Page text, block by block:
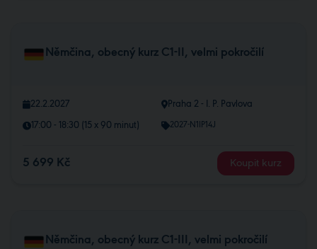
Němčina, obecný kurz C1-II, velmi pokročilí
22.2.2027 Praha 2 - I. P. Pavlova
17:00 - 18:30 (15 x 90 minut) 2027-N1IP14J
5 699 Kč Koupit kurz
Němčina, obecný kurz C1-III, velmi pokročilí